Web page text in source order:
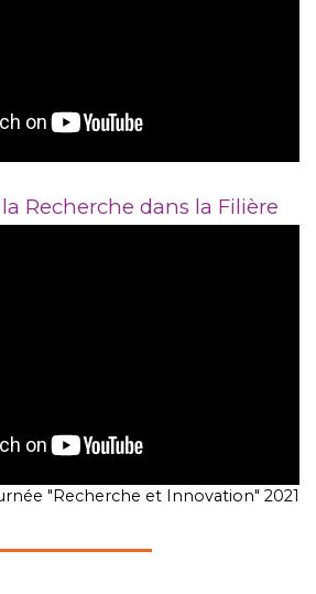
Recherche dans la Filière
"Recherche et Innovation" 2021